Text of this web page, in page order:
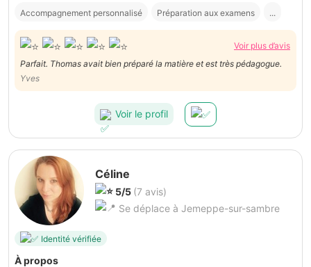
Accompagnement personnalisé Préparation aux examens ...
Voir plus d’avis
Parfait. Thomas avait bien préparé la matière et est très pédagogue.
Yves
Voir le profil
Céline
5/5 (7 avis)
Se déplace à Jemeppe-sur-sambre
Identité vérifiée
À propos